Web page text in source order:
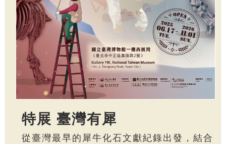
特展 臺灣有犀
從臺灣最早的犀牛化石文獻紀錄出發，結合